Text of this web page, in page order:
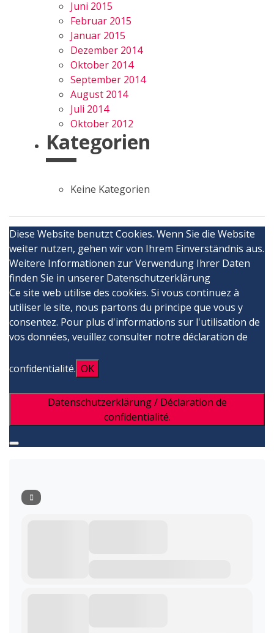
Juni 2015
Februar 2015
Januar 2015
Dezember 2014
Oktober 2014
September 2014
August 2014
Juli 2014
Oktober 2012
Kategorien
Keine Kategorien
Diese Website benutzt Cookies. Wenn Sie die Website
weiter nutzen, gehen wir von Ihrem Einverständnis aus.
Weitere Informationen zur Verwendung Ihrer Daten
finden Sie in unserer Datenschutzerklärung
Ce site web utilise des cookies. Si vous continuez à
utiliser le site, nous partons du principe que vous y
consentez. Pour plus d'informations sur l'utilisation de
vos données, veuillez consulter notre déclaration de
confidentialité. OK
Datenschutzerklärung / Déclaration de
confidentialité.